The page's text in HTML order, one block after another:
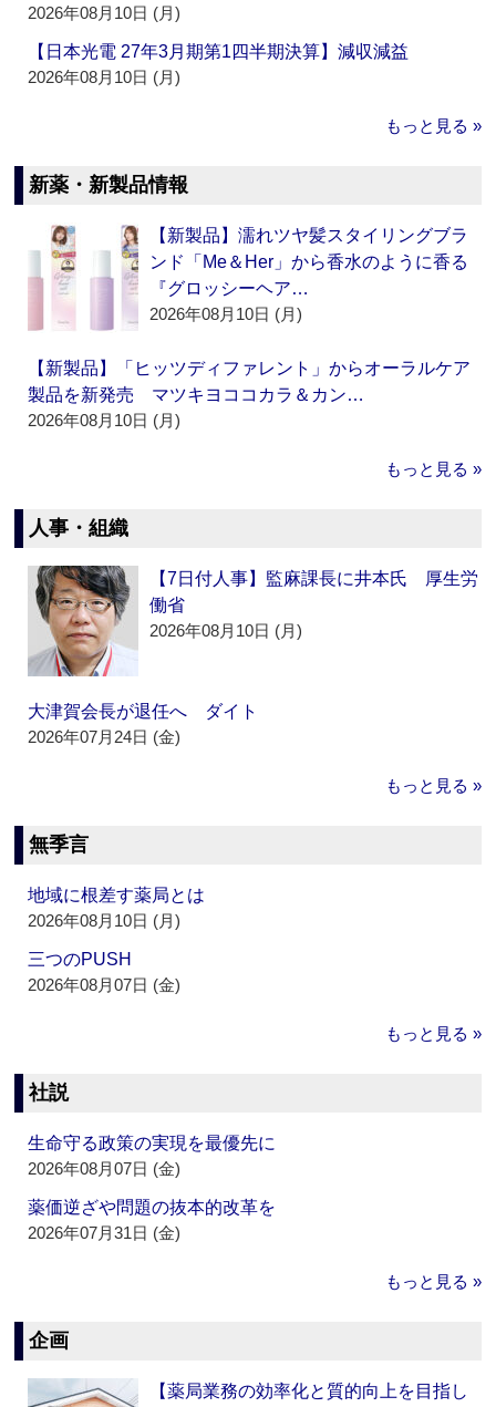
2026年08月10日 (月)
【日本光電 27年3月期第1四半期決算】減収減益
2026年08月10日 (月)
もっと見る »
新薬・新製品情報
【新製品】濡れツヤ髪スタイリングブラ
ンド「Me＆Her」から香水のように香る
『グロッシーヘア…
2026年08月10日 (月)
【新製品】「ヒッツディファレント」からオーラルケア
製品を新発売 マツキヨココカラ＆カン…
2026年08月10日 (月)
もっと見る »
人事・組織
【7日付人事】監麻課長に井本氏 厚生労
働省
2026年08月10日 (月)
大津賀会長が退任へ ダイト
2026年07月24日 (金)
もっと見る »
無季言
地域に根差す薬局とは
2026年08月10日 (月)
三つのPUSH
2026年08月07日 (金)
もっと見る »
社説
生命守る政策の実現を最優先に
2026年08月07日 (金)
薬価逆ざや問題の抜本的改革を
2026年07月31日 (金)
もっと見る »
企画
【薬局業務の効率化と質的向上を目指し